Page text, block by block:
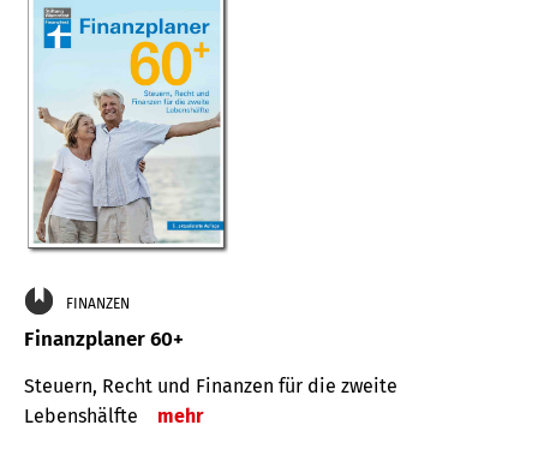
FINANZEN
Finanzplaner 60+
Steuern, Recht und Finanzen für die zweite
Lebenshälfte
mehr